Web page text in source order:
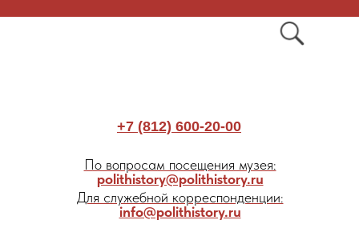
+7 (812) 600-20-00
По вопросам посещения музея:
polithistory@polithistory.ru
Для служебной корреспонденции:
info@polithistory.ru